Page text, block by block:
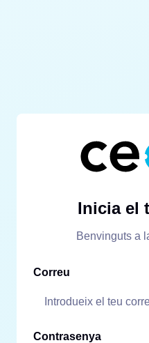
Inicia el
Benvinguts a
Correu
Contrasenya